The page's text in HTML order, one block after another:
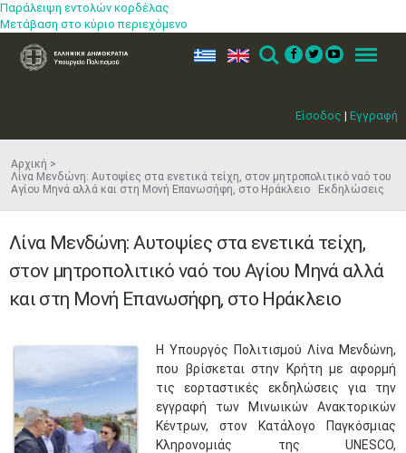
Παράλειψη εντολών κορδέλας
Μετάβαση στο κύριο περιεχόμενο
Είσοδος | Εγγραφή
ελ en Search Menu
Αρχική
Λίνα Μενδώνη: Αυτοψίες στα ενετικά τείχη, στον μητροπολιτικό ναό του
Αγίου Μηνά αλλά και στη Μονή Επανωσήφη, στο Ηράκλειο Εκδηλώσεις
Λίνα Μενδώνη: Αυτοψίες στα ενετικά τείχη,
στον μητροπολιτικό ναό του Αγίου Μηνά αλλά
και στη Μονή Επανωσήφη, στο Ηράκλειο
Η Υπουργός Πολιτισμού Λίνα Μενδώνη,
που βρίσκεται στην Κρήτη με αφορμή
τις εορταστικές εκδηλώσεις για την
εγγραφή των Μινωικών Ανακτορικών
Κέντρων, στον Κατάλογο Παγκόσμιας
Κληρονομιάς της UNESCO,